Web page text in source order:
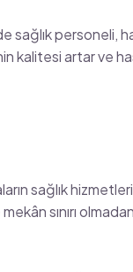
personeli,
kalitesi artar ve
sağlık
sınırı